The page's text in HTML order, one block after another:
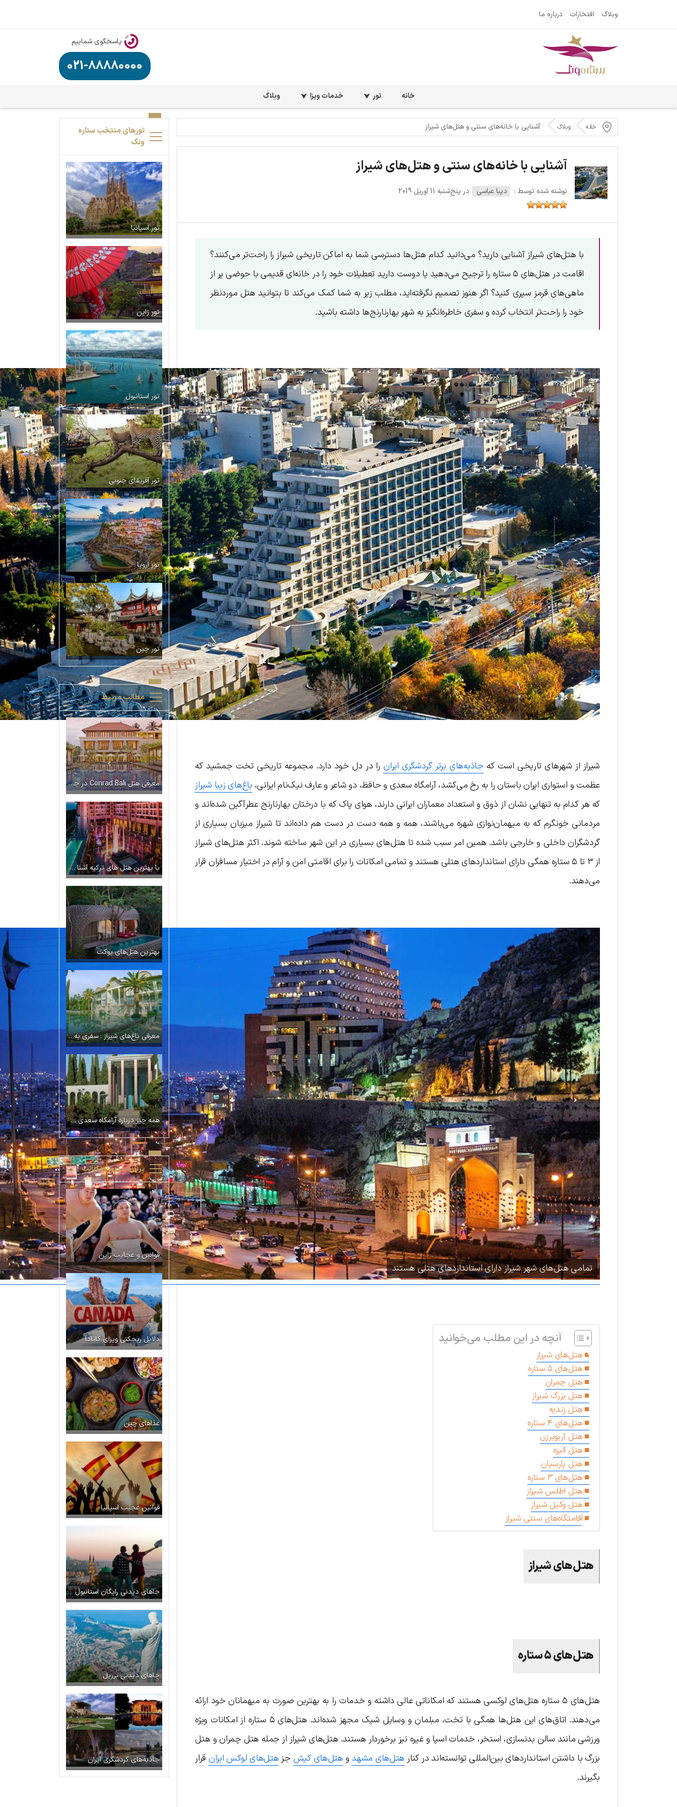
وبلاگ افتخارات درباره ما
پاسخگوی شماییم
021-88880000
خانه تور خدمات ویزا وبلاگ
خانه وبلاگ آشنایی با خانه‌های سنتی و هتل‌های شیراز
آشنایی با خانه‌های سنتی و هتل‌های شیراز
نوشته شده توسط : دیبا عباسی در پنج‌شنبه 11 آوریل 2019
با هتل‌های شیراز آشنایی دارید؟ می‌دانید کدام هتل‌ها دسترسی شما به اماکن تاریخی شیراز را راحت‌تر می‌کنند؟
اقامت در هتل‌های ۵ ستاره را ترجیح می‌دهید یا دوست دارید تعطیلات خود را در خانه‌ای قدیمی با حوضی پر از
ماهی‌های قرمز سپری کنید؟ اگر هنوز تصمیم نگرفته‌اید، مطلب زیر به شما کمک می‌کند تا بتوانید هتل موردنظر
خود را راحت‌تر انتخاب کرده و سفری خاطره‌انگیز به شهر بهارنارنج‌ها داشته باشید.
شیراز از شهرهای تاریخی است که جاذبه‌های برتر گردشگری ایرانرا در دل خود دارد. مجموعه تاریخی تخت جمشید که
عظمت و استواری ایران باستان را به رخ می‌کشد، آرامگاه سعدی و حافظ، دو شاعر و عارف نیک‌نام ایرانی، باغ‌های زیبا شیراز
که هر کدام به تنهایی نشان از ذوق و استعداد معماران ایرانی دارند، هوای پاک که با درختان بهارنارنج عطرآگین شده‌اند و
مردمانی خونگرم که به میهمان‌نوازی شهره می‌باشند، همه و همه دست در دست هم داده‌اند تا شیراز میزبان بسیاری از
گردشگران داخلی و خارجی باشد. همین امر سبب شده تا هتل‌های بسیاری در این شهر ساخته شوند. اکثر هتل‌های شیراز
از ۳ تا ۵ ستاره همگی دارای استانداردهای هتلی هستند و تمامی امکانات را برای اقامتی امن و آرام در اختیار مسافران قرار
می‌دهند.
تمامی هتل‌های شهر شیراز دارای استانداردهای هتلی هستند
آنچه در این مطلب می‌خوانید
هتل‌های شیراز
هتل‌های ۵ ستاره
هتل چمران
هتل بزرگ شیراز
هتل زندیه
هتل‌های ۴ ستاره
هتل آریوبرزن
هتل الیزه
هتل پارسیان
هتل‌های ۳ ستاره
هتل اطلس شیراز
هتل وکیل شیراز
اقامتگاه‌های سنتی شیراز
هتل‌های شیراز
هتل‌های ۵ ستاره
هتل‌های ۵ ستاره هتل‌های لوکسی هستند که امکاناتی عالی داشته و خدمات را به بهترین صورت به میهمانان خود ارائه
می‌دهند. اتاق‌های این هتل‌ها همگی با تخت، مبلمان و وسایل شیک مجهز شده‌اند. هتل‌های ۵ ستاره از امکانات ویژه
ورزشی مانند سالن بدنسازی، استخر، خدمات اسپا و غیره نیز برخوردار هستند. هتل‌های شیراز از جمله هتل چمران و هتل
بزرگ با داشتن استانداردهای بین‌المللی توانسته‌اند در کنار هتل‌های مشهدو هتل‌های کیش جز هتل‌های لوکس ایرانقرار
بگیرند.
تورهای منتخب ستاره
ونک
تور اسپانیا
تور ژاپن
تور استانبول
تور آفریقای جنوبی
تور اروپا
تور چین
مطالب مرتبط
معرفی هتل Conrad Bali در جزیره بالی
با بهترین هتل های ترکیه آشنا شوید
بهترین هتل‌های پوکت
معرفی باغ‌های شیراز : سفری به شهر شعر و گل در بهار
همه چیز درباره آرامگاه سعدی شیراز، پادشاه سخن ایران
پربازدیدترین مطالب
قوانین و عجایب ژاپن
دلایل ریجکتی ویزای کانادا
غذاهای چین
قوانین عجیب اسپانیا
جاهای دیدنی رایگان استانبول
جاهای دیدنی برزیل
جاذبه‌های گردشگری ایران